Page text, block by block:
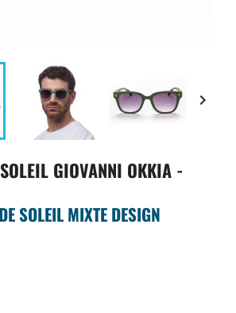

GIOVANNI OKKIA -
SOLEIL MIXTE DESIGN